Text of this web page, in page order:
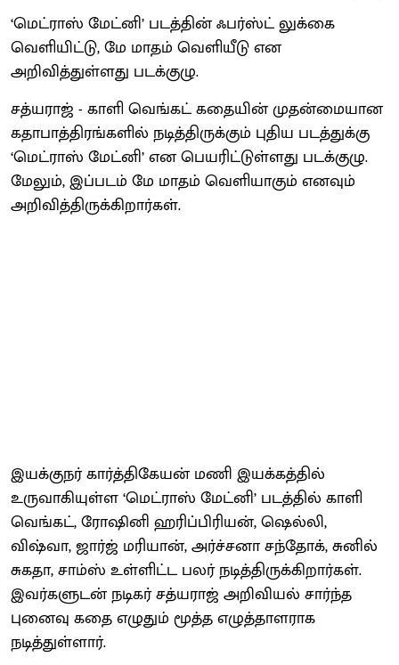
‘மெட்ராஸ் மேட்னி’ படத்தின் ஃபர்ஸ்ட் லுக்கை
வெளியிட்டு, மே மாதம் வெளியீடு என
அறிவித்துள்ளது படக்குழு.
சத்யராஜ் - காளி வெங்கட் கதையின் முதன்மையான
கதாபாத்திரங்களில் நடித்திருக்கும் புதிய படத்துக்கு
‘மெட்ராஸ் மேட்னி’ என பெயரிட்டுள்ளது படக்குழு.
மேலும், இப்படம் மே மாதம் வெளியாகும் எனவும்
அறிவித்திருக்கிறார்கள்.
இயக்குநர் கார்த்திகேயன் மணி இயக்கத்தில்
உருவாகியுள்ள ‘மெட்ராஸ் மேட்னி’ படத்தில் காளி
வெங்கட், ரோஷினி ஹரிப்பிரியன், ஷெல்லி,
விஷ்வா, ஜார்ஜ் மரியான், அர்ச்சனா சந்தோக், சுனில்
சுகதா, சாம்ஸ் உள்ளிட்ட பலர் நடித்திருக்கிறார்கள்.
இவர்களுடன் நடிகர் சத்யராஜ் அறிவியல் சார்ந்த
புனைவு கதை எழுதும் மூத்த எழுத்தாளராக
நடித்துள்ளார்.